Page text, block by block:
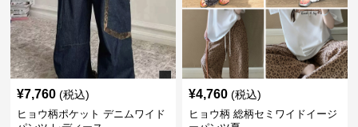
¥7,760 (税込)
ヒョウ柄ポケット デニムワイド
¥4,760 (税込)
ヒョウ柄 総柄セミワイドイージ